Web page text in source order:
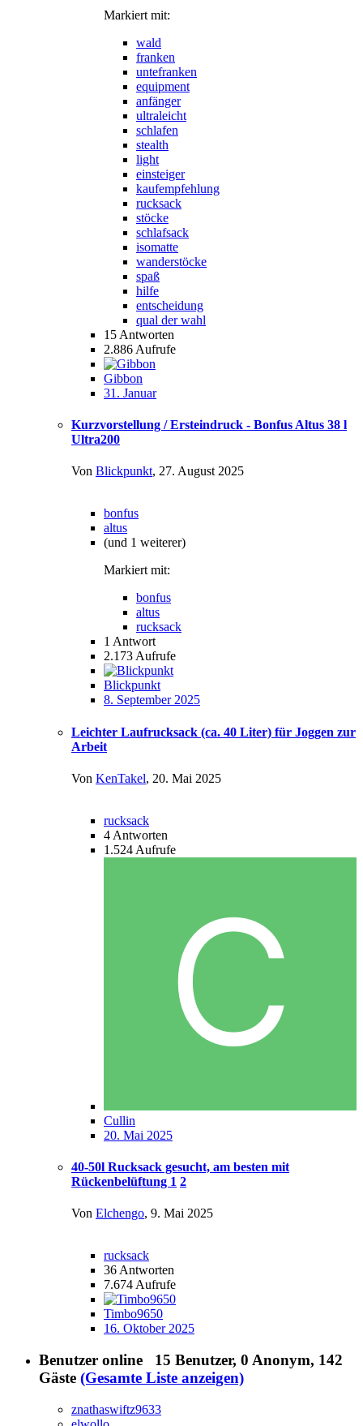
Markiert mit:
wald
franken
untefranken
equipment
anfänger
ultraleicht
schlafen
stealth
light
einsteiger
kaufempfehlung
rucksack
stöcke
schlafsack
isomatte
wanderstöcke
spaß
hilfe
entscheidung
qual der wahl
15 Antworten
2.886 Aufrufe
Gibbon
31. Januar
Kurzvorstellung / Ersteindruck - Bonfus Altus 38 l
Ultra200
Von Blickpunkt, 27. August 2025
bonfus
altus
(und 1 weiterer)
Markiert mit:
bonfus
altus
rucksack
1 Antwort
2.173 Aufrufe
Blickpunkt
8. September 2025
Leichter Laufrucksack (ca. 40 Liter) für Joggen zur
Arbeit
Von KenTakel, 20. Mai 2025
rucksack
4 Antworten
1.524 Aufrufe
Cullin
20. Mai 2025
40-50l Rucksack gesucht, am besten mit
Rückenbelüftung 1 2
Von Elchengo, 9. Mai 2025
rucksack
36 Antworten
7.674 Aufrufe
Timbo9650
16. Oktober 2025
Benutzer online 15 Benutzer, 0 Anonym, 142
Gäste (Gesamte Liste anzeigen)
znathaswiftz9633